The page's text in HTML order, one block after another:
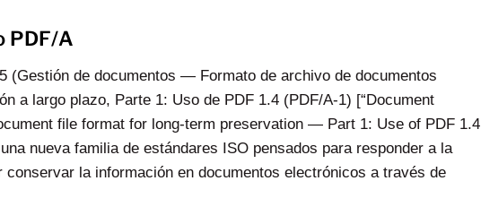
PDF/A
(Gestión de documentos — Formato de archivo de documentos
a largo plazo, Parte 1: Uso de PDF 1.4 (PDF/A-1) [“Document
file format for long-term preservation — Part 1: Use of PDF 1.4
nueva familia de estándares ISO pensados para responder a la
conservar la información en documentos electrónicos a través de